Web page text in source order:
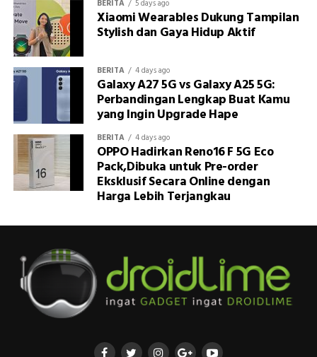
BERITA 5 days ago
Xiaomi Wearables Dukung Tampilan
Stylish dan Gaya Hidup Aktif
BERITA 4 days ago
Galaxy A27 5G vs Galaxy A25 5G:
Perbandingan Lengkap Buat Kamu
yang Ingin Upgrade Hape
BERITA 4 days ago
OPPO Hadirkan Reno16 F 5G Eco
Pack,Dibuka untuk Pre-order
Eksklusif Secara Online dengan
Harga Lebih Terjangkau